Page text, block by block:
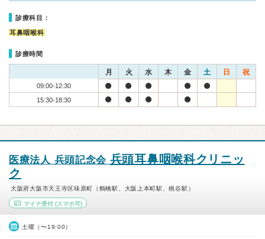
診療科目：
耳鼻咽喉科
診療時間
月 火 水 木 金 土 日 祝
09:00-12:30
15:30-18:30
医療法人 兵頭記念会 兵頭耳鼻咽喉科クリニッ
ク
大阪府大阪市天王寺区味原町（鶴橋駅、大阪上本町駅、桃谷駅）
マイナ受付 (スマホ可)
土曜（〜19:00）